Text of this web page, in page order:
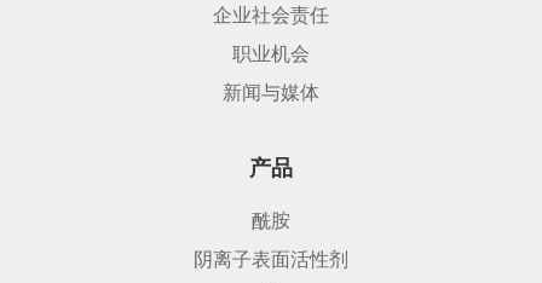
企业社会责任
职业机会
新闻与媒体
产品
酰胺
阴离子表面活性剂